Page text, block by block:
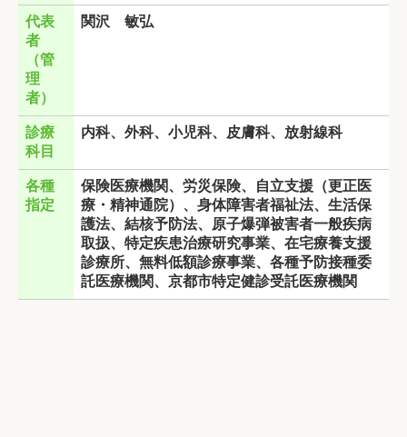
代表
者
（管
理
者）
関沢 敏弘
診療
科目
内科、外科、小児科、皮膚科、放射線科
各種
指定
保険医療機関、労災保険、自立支援（更正医
療・精神通院）、身体障害者福祉法、生活保
護法、結核予防法、原子爆弾被害者一般疾病
取扱、特定疾患治療研究事業、在宅療養支援
診療所、無料低額診療事業、各種予防接種委
託医療機関、京都市特定健診受託医療機関